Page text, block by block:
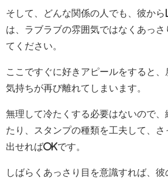
そして、どんな関係の人でも、彼か
は、ラブラブの雰囲気ではなくあっ
てください。
ここですぐに好きアピールをすると
気持ちが再び離れてしまいます。
無理して冷たくする必要はないので、
たり、スタンプの種類を工夫して、
出せればOKです。
しばらくあっさり目を意識すれば、